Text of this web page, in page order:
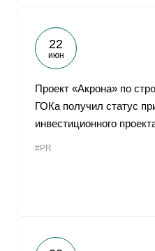
22
июн
Проект «Акрона» по
ГОКа получил статус
инвестиционного
#PR